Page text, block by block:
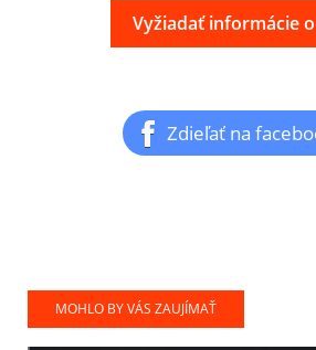
Vyžiadať informácie
Zdieľať na
MOHLO BY VÁS ZAUJÍMAŤ